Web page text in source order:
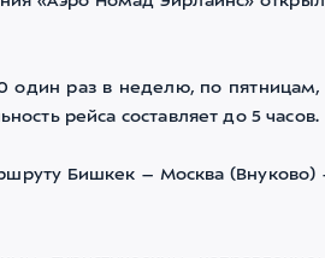
один раз в неделю, по пятницам,
рейса составляет до 5 часов.
Бишкек – Москва (Внуково)